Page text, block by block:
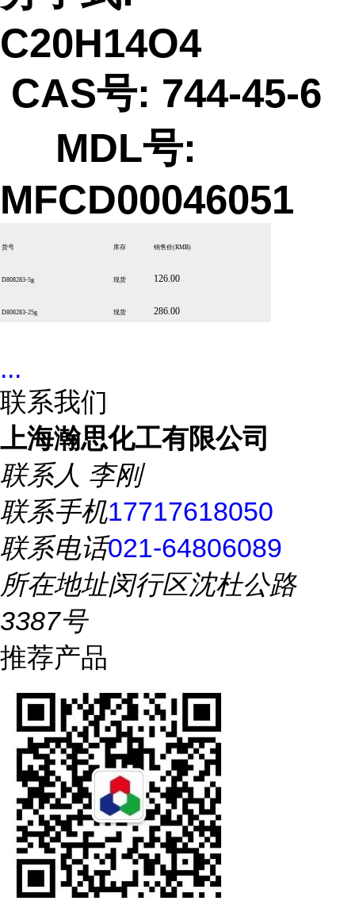
C20H14O4
CAS号: 744-45-6
MDL号:
MFCD00046051
货号 库存 销售价(RMB)
D808283-5g 现货 126.00
D808283-25g 现货 286.00
...
联系我们
上海瀚思化工有限公司
联系人 李刚
联系手机17717618050
联系电话021-64806089
所在地址闵行区沈杜公路
3387号
推荐产品